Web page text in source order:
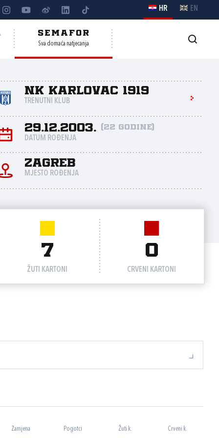
HR EN
SEMAFOR
Sva domaća natjecanja
NK Karlovac 1919
TRENUTNI KLUB
29.12.2003. (22 godine)
DATUM ROĐENJA
Zagreb
MJESTO ROĐENJA
7
ŽUTI KARTONI
0
CRVENI KARTONI
Zamjena Pogotci Žuti k. Crveni k.